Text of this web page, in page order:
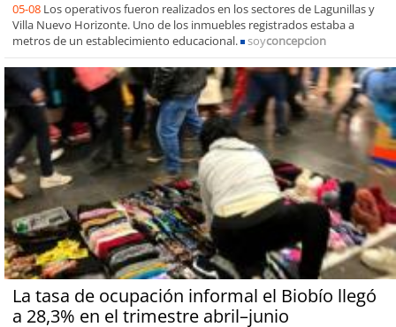
05-08 Los operativos fueron realizados en los sectores de Lagunillas y
Villa Nuevo Horizonte. Uno de los inmuebles registrados estaba a
metros de un establecimiento educacional.
soyconcepcion
La tasa de ocupación informal el Biobío llegó
a 28,3% en el trimestre abril–junio